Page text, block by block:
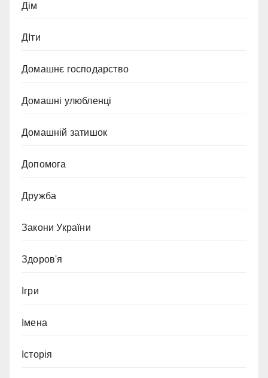
Дім
ДІти
Домашнє господарство
Домашні улюбленці
Домашній затишок
Допомога
Дружба
Закони України
Здоров'я
Ігри
Імена
Історія